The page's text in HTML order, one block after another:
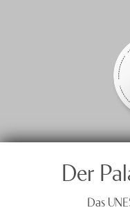
Der
Das